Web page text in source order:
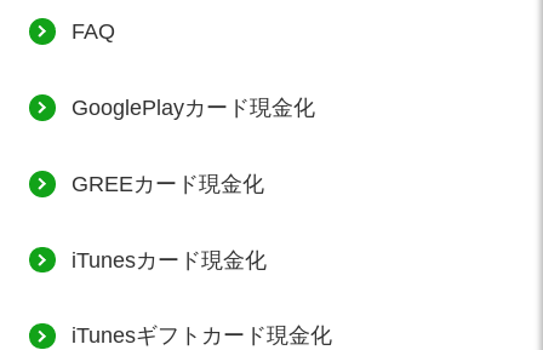
FAQ
GooglePlayカード現金化
GREEカード現金化
iTunesカード現金化
iTunesギフトカード現金化